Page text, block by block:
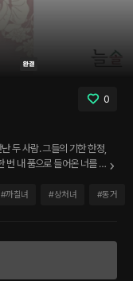
0
#까칠녀 #상처녀 #동거